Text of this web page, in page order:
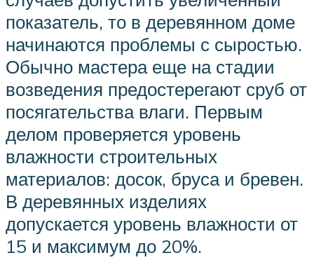
показатель, то в деревянном доме
начинаются проблемы с сыростью.
Обычно мастера еще на стадии
возведения предостерегают сруб от
посягательства влаги. Первым
делом проверяется уровень
влажности строительных
материалов: досок, бруса и бревен.
В деревянных изделиях
допускается уровень влажности от
15 и максимум до 20%.